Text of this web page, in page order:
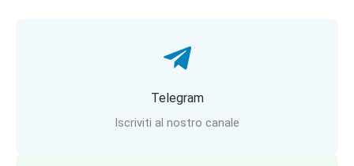
Telegram
Iscriviti al nostro canale